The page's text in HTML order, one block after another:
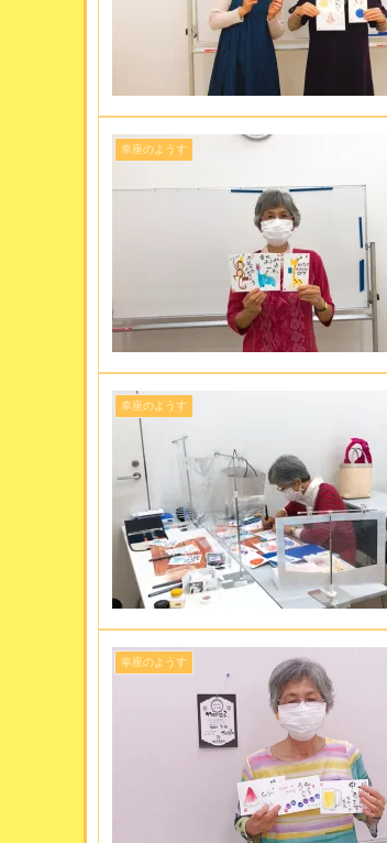
幸座のようす
幸座のようす
幸座のようす